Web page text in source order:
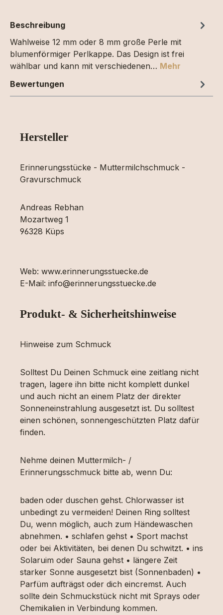
Beschreibung
Wahlweise 12 mm oder 8 mm große Perle mit
blumenförmiger Perlkappe. Das Design ist frei
wählbar und kann mit verschiedenen… Mehr
Bewertungen
Hersteller
Erinnerungsstücke - Muttermilchschmuck -
Gravurschmuck
Andreas Rebhan
Mozartweg 1
96328 Küps
Web: www.erinnerungsstuecke.de
E-Mail: info@erinnerungsstuecke.de
Produkt- & Sicherheitshinweise
Hinweise zum Schmuck
Solltest Du Deinen Schmuck eine zeitlang nicht
tragen, lagere ihn bitte nicht komplett dunkel
und auch nicht an einem Platz der direkter
Sonneneinstrahlung ausgesetzt ist. Du solltest
einen schönen, sonnengeschützten Platz dafür
finden.
Nehme deinen Muttermilch- /
Erinnerungsschmuck bitte ab, wenn Du:
baden oder duschen gehst. Chlorwasser ist
unbedingt zu vermeiden! Deinen Ring solltest
Du, wenn möglich, auch zum Händewaschen
abnehmen. • schlafen gehst • Sport machst
oder bei Aktivitäten, bei denen Du schwitzt. • ins
Solaruim oder Sauna gehst • längere Zeit
starker Sonne ausgesetzt bist (Sonnenbaden) •
Parfüm aufträgst oder dich eincremst. Auch
sollte dein Schmuckstück nicht mit Sprays oder
Chemikalien in Verbindung kommen.